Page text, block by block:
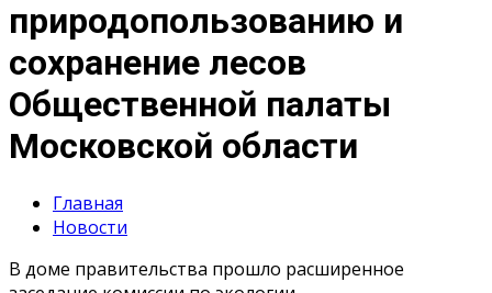
природопользованию и
сохранение лесов
Общественной палаты
Московской области
Главная
Новости
В доме правительства прошло расширенное